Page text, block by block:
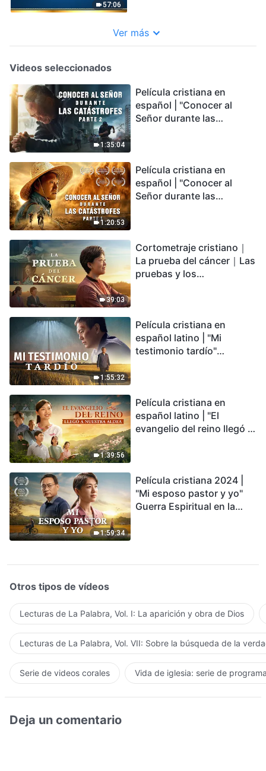
57:06
Ver más
Videos seleccionados
1:35:04
Película cristiana en
español | "Conocer al
Señor durante las
podemos sobrevivir?
1:20:53
Película cristiana en
español | "Conocer al
Señor durante las
encontrarás refugio?
39:03
Cortometraje cristiano｜
La prueba del cáncer｜Las
pruebas y los
1:55:32
Película cristiana en
español latino | "Mi
testimonio tardío"
conmovedor
1:39:56
Película cristiana en
español latino | "El
evangelio del reino llegó a
1:59:34
Película cristiana 2024 |
"Mi esposo pastor y yo"
Guerra Espiritual en la
Otros tipos de vídeos
Lecturas de La Palabra, Vol. I: La aparición y obra de Dios
Lecturas de La Palabra, Vol. VII: Sobre la búsqueda de la
Serie de videos corales Vida de iglesia: serie de
Deja un comentario